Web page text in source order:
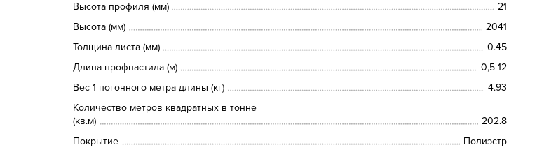
Высота профиля (мм)
21
Высота (мм)
2041
Толщина листа (мм)
0.45
Длина профнастила (м)
0,5-12
Вес 1 погонного метра длины (кг)
4.93
Количество метров квадратных в тонне
(кв.м)
202.8
Покрытие
Полиэстр